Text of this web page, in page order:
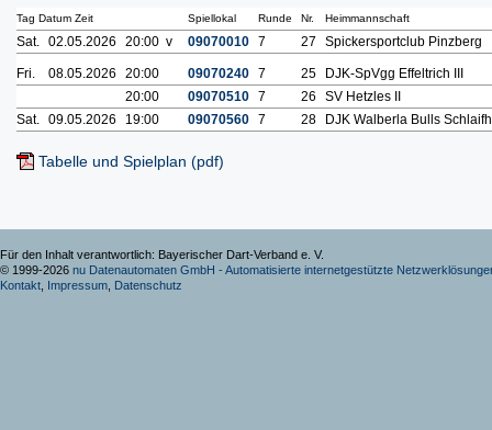
Tag Datum Zeit Spiellokal Runde Nr. Heimmannschaft
Sat. 02.05.2026 20:00 v 09070010 7 27 Spickersportclub Pinzberg
Fri. 08.05.2026 20:00 09070240 7 25
DJK-SpVgg Effeltrich III
20:00
09070510 7 26
SV Hetzles II
Sat. 09.05.2026 19:00 09070560 7 28 DJK Walberla Bulls
Tabelle und Spielplan (pdf)
Für den Inhalt verantwortlich: Bayerischer Dart-Verband e. V.
© 1999-2026 nu Datenautomaten GmbH - Automatisierte internetgestützte
Kontakt Impressum Datenschutz